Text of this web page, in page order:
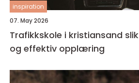
inspiration
07. May 2026
Trafikkskole i kristiansand slik finner du trygg
og effektiv opplæring